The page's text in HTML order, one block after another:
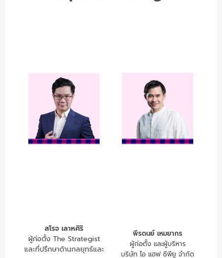
สโรจ เลาหศิริ
ผู้ก่อตั้ง The Strategist
และที่ปรึกษาด้านกลยุทธ์และ
พีรดนย์ เหมยากร
ผู้ก่อตั้ง และผู้บริหาร
บริษัท ไอ แฮฟ ซีพียู จำกัด